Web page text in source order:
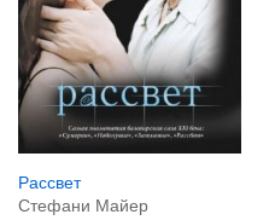
Рассвет
Стефани Майер